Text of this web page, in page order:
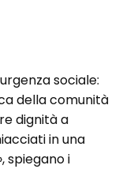
sociale:
della comunità
dignità a
in una
spiegano i